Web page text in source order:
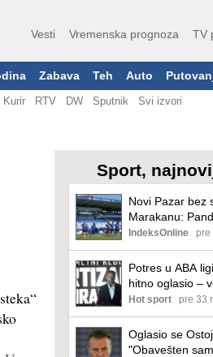
Vesti Vremenska prognoza TV
Zabava Teh Auto
Kurir RTV DW Sputnik Svi izvori
Sport,
Novi Pazar bez
Marakanu:
svoj tim
IndeksOnline pre
Potres u ABA
hitno oglasio –
pomolu!
Hot sport pre 33
Oglasio se
"Obavešten